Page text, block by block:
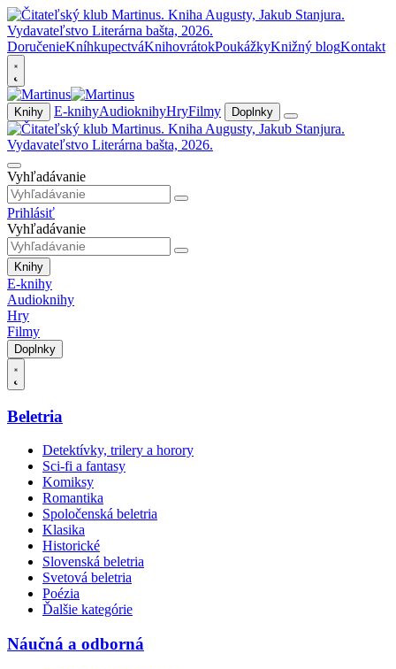
DoručenieKníhkupectváKnihovrátokPoukážkyKnižný blogKontakt
Knihy E-knihyAudioknihyHryFilmy Doplnky
Vyhľadávanie
Prihlásiť
Vyhľadávanie
Knihy
E-knihy
Audioknihy
Hry
Filmy
Doplnky
Beletria
Detektívky, trilery a horory
Sci-fi a fantasy
Komiksy
Romantika
Spoločenská beletria
Klasika
Historické
Slovenská beletria
Svetová beletria
Poézia
Ďalšie kategórie
Náučná a odborná